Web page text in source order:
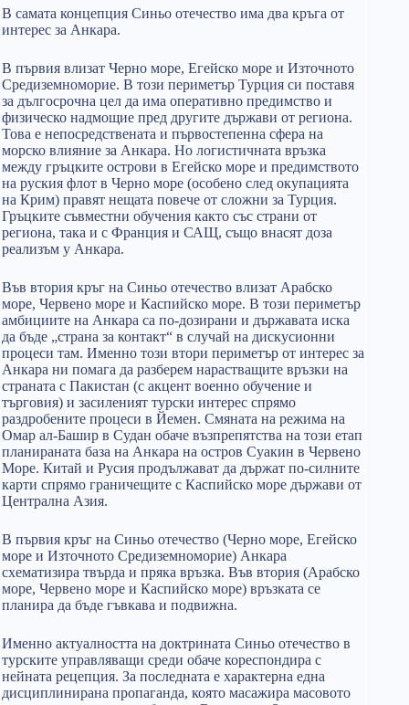
В самата концепция Синьо отечество има два кръга от
интерес за Анкара.
В първия влизат Черно море, Егейско море и Източното
Средиземноморие. В този периметър Турция си поставя
за дългосрочна цел да има оперативно предимство и
физическо надмощие пред другите държави от региона.
Това е непосредствената и първостепенна сфера на
морско влияние за Анкара. Но логистичната връзка
между гръцките острови в Егейско море и предимството
на руския флот в Черно море (особено след окупацията
на Крим) правят нещата повече от сложни за Турция.
Гръцките съвместни обучения както със страни от
региона, така и с Франция и САЩ, също внасят доза
реализъм у Анкара.
Във втория кръг на Синьо отечество влизат Арабско
море, Червено море и Каспийско море. В този периметър
амбициите на Анкара са по-дозирани и държавата иска
да бъде „страна за контакт“ в случай на дискусионни
процеси там. Именно този втори периметър от интерес за
Анкара ни помага да разберем нарастващите връзки на
страната с Пакистан (с акцент военно обучение и
търговия) и засиленият турски интерес спрямо
раздробените процеси в Йемен. Смяната на режима на
Омар ал-Башир в Судан обаче възпрепятства на този етап
планираната база на Анкара на остров Суакин в Червено
Море. Китай и Русия продължават да държат по-силните
карти спрямо граничещите с Каспийско море държави от
Централна Азия.
В първия кръг на Синьо отечество (Черно море, Егейско
море и Източното Средиземноморие) Анкара
схематизира твърда и пряка връзка. Във втория (Арабско
море, Червено море и Каспийско море) връзката се
планира да бъде гъвкава и подвижна.
Именно актуалността на доктрината Синьо отечество в
турските управляващи среди обаче кореспондира с
нейната рецепция. За последната е характерна една
дисциплинирана пропаганда, която масажира масовото